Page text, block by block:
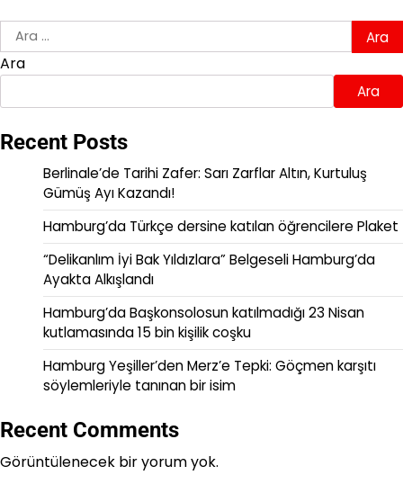
Arama:
Ara
Ara
Recent Posts
Berlinale’de Tarihi Zafer: Sarı Zarflar Altın, Kurtuluş
Gümüş Ayı Kazandı!
Hamburg’da Türkçe dersine katılan öğrencilere Plaket
“Delikanlım İyi Bak Yıldızlara” Belgeseli Hamburg’da
Ayakta Alkışlandı
Hamburg’da Başkonsolosun katılmadığı 23 Nisan
kutlamasında 15 bin kişilik coşku
Hamburg Yeşiller’den Merz’e Tepki: Göçmen karşıtı
söylemleriyle tanınan bir isim
Recent Comments
Görüntülenecek bir yorum yok.